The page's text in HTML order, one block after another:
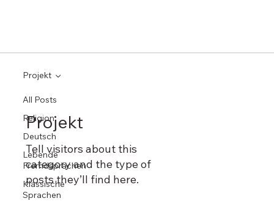
All Posts
Religion
Deutsch
Lebende
Fremdsprachen
Klassische
Sprachen
Projekt
Projekt
Tell visitors about this
category and the type of
posts they’ll find here.